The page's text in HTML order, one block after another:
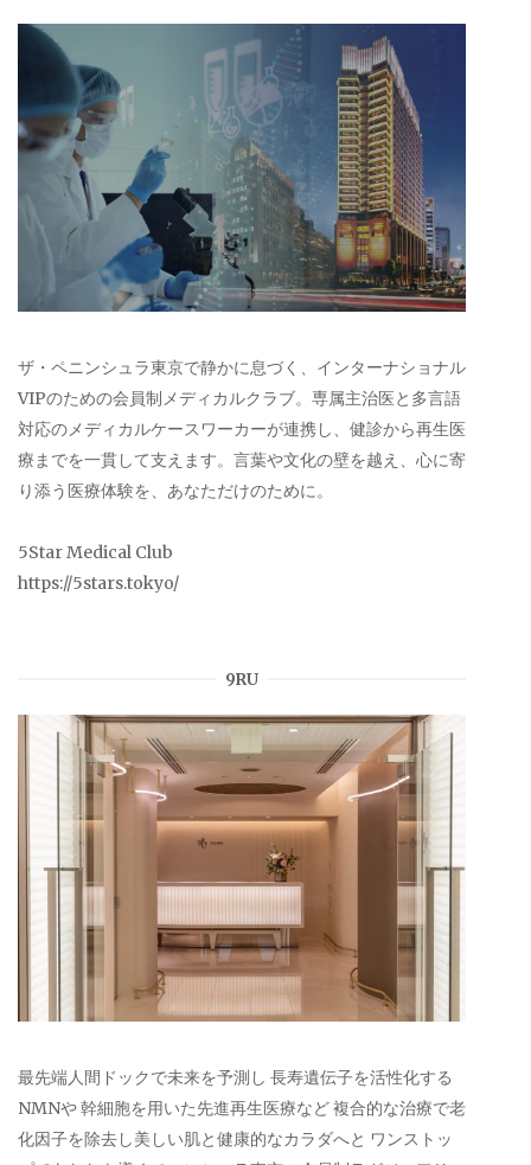
ザ・ペニンシュラ東京で静かに息づく、インターナショナル
VIPのための会員制メディカルクラブ。専属主治医と多言語
対応のメディカルケースワーカーが連携し、健診から再生医
療までを一貫して支えます。言葉や文化の壁を越え、心に寄
り添う医療体験を、あなただけのために。
5Star Medical Club
https://5stars.tokyo/
9RU
最先端人間ドックで未来を予測し 長寿遺伝子を活性化する
NMNや 幹細胞を用いた先進再生医療など 複合的な治療で老
化因子を除去し美しい肌と健康的なカラダへと ワンストッ